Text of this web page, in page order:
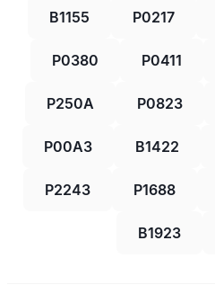
B1155 P0217
P0380 P0411
P250A P0823
P00A3 B1422
P2243 P1688
B1923